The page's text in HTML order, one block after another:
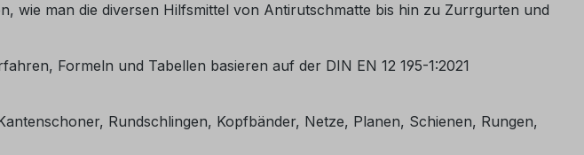
wie man die diversen Hilfsmittel von Antirutschmatte bis hin zu Zurrgurten und
Formeln und Tabellen basieren auf der DIN EN 12 195-1:2021
Rundschlingen, Kopfbänder, Netze, Planen, Schienen, Rungen,